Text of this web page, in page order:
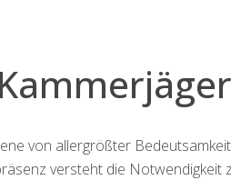
von allergrößter
versteht die